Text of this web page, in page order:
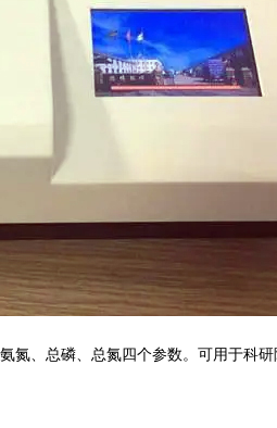
、总磷、总氮四个参数。可用于科